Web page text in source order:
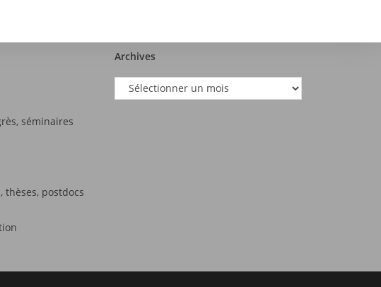
séminaires
thèses, postdocs
Archives